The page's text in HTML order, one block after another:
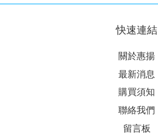
快速連結
關於惠揚
最新消息
購買須知
聯絡我們
留言板